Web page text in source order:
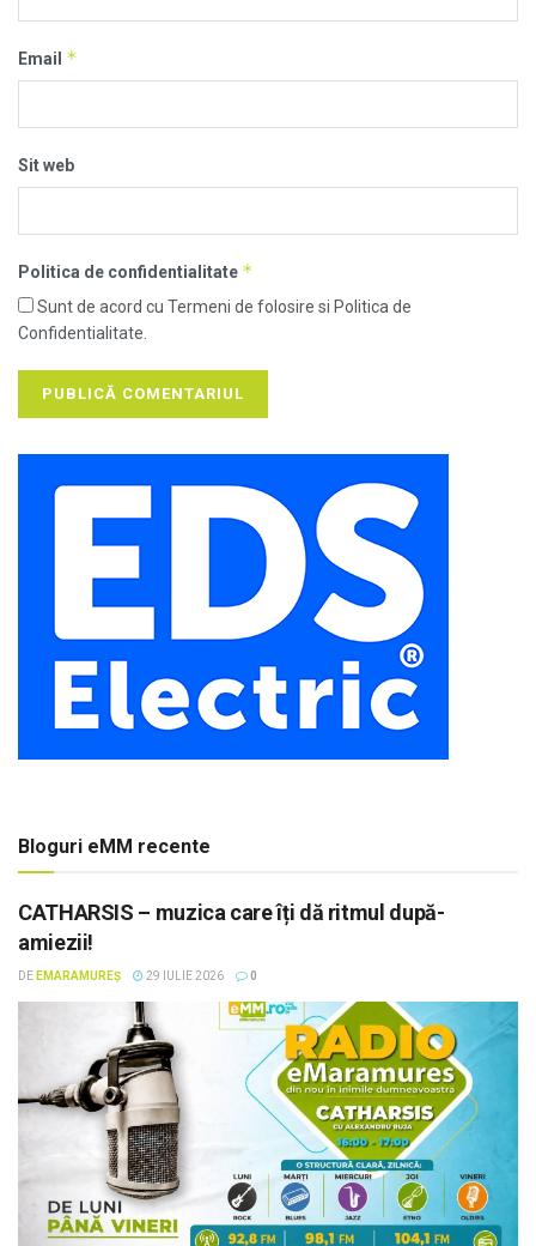
Email *
Sit web
Politica de confidentialitate *
Sunt de acord cu Termeni de folosire si Politica de
Confidentialitate.
Bloguri eMM recente
CATHARSIS – muzica care îți dă ritmul după-
amiezii!
DE EMARAMUREȘ 29 IULIE 2026 0